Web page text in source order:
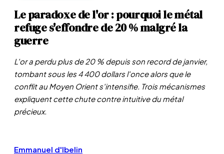
Le paradoxe de l'or : pourquoi le métal
refuge s'effondre de 20 % malgré la
guerre
L'or a perdu plus de 20 % depuis son record de janvier,
tombant sous les 4 400 dollars l'once alors que le
conflit au Moyen Orient s'intensifie. Trois mécanismes
expliquent cette chute contre intuitive du métal
précieux.
Emmanuel d'Ibelin